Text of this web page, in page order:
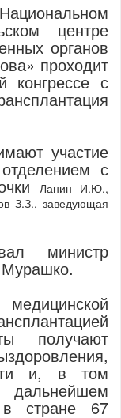
центре
органов
проходит
конгрессе с
участие
с
Ланин И.Ю.,
З.З., заведующая
министр
получают
и, в том
стране 67